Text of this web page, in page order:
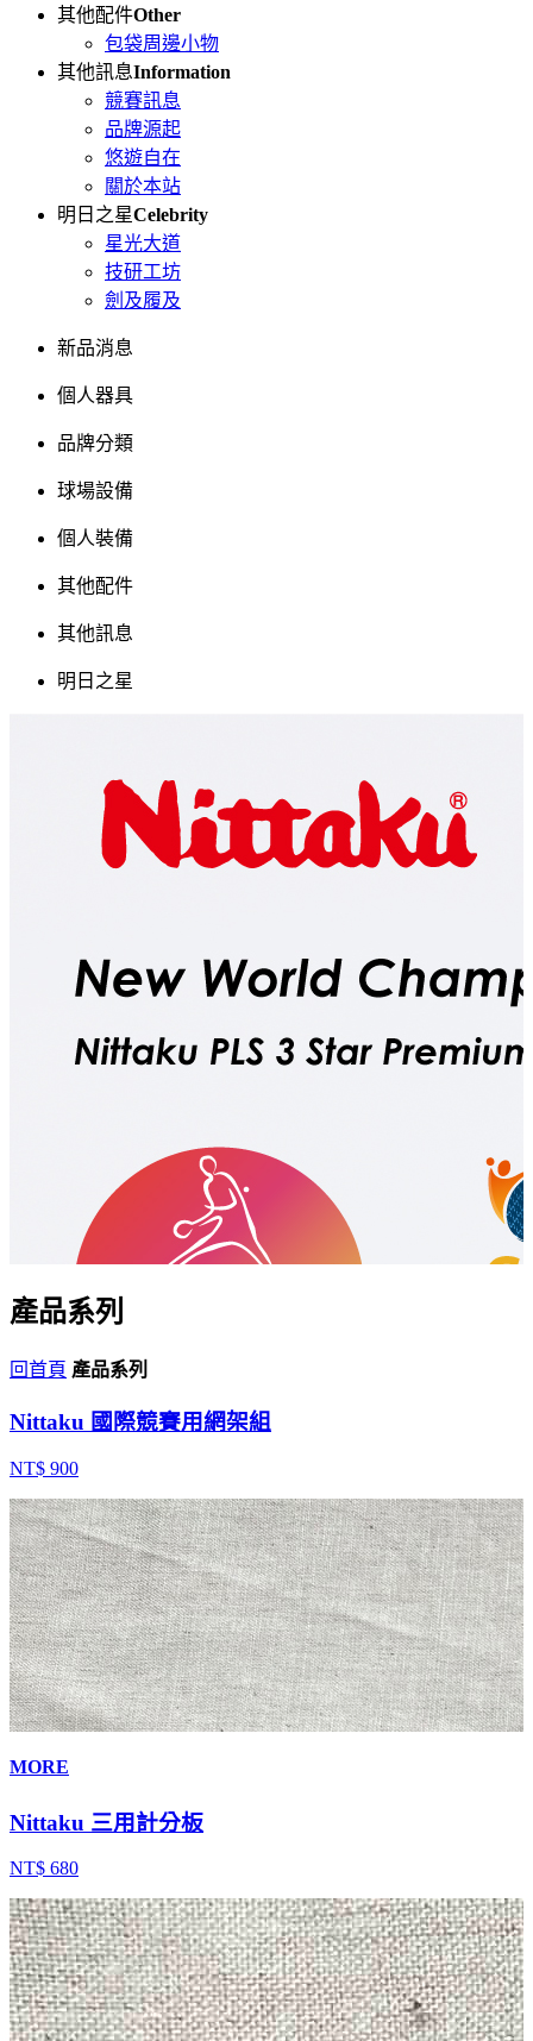
其他配件Other
包袋周邊小物
其他訊息Information
競賽訊息
品牌源起
悠遊自在
關於本站
明日之星Celebrity
星光大道
技研工坊
劍及履及
新品消息
個人器具
品牌分類
球場設備
個人裝備
其他配件
其他訊息
明日之星
產品系列
回首頁 產品系列
Nittaku 國際競賽用網架組
NT$ 900
MORE
Nittaku 三用計分板
NT$ 680